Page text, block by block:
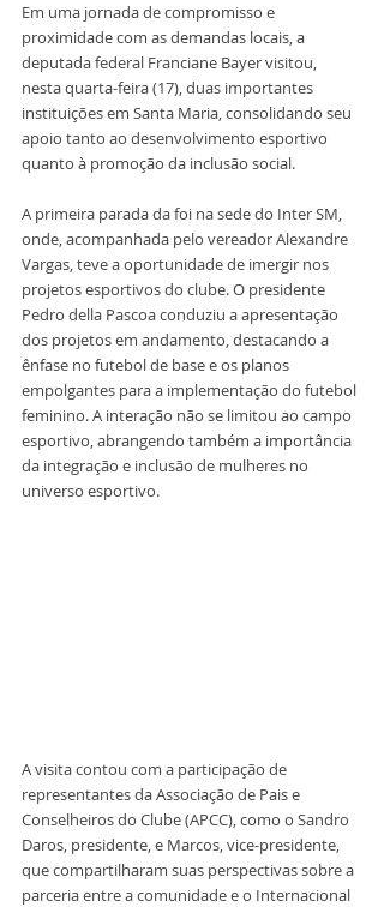
Em uma jornada de compromisso e
proximidade com as demandas locais, a
deputada federal Franciane Bayer visitou,
nesta quarta-feira (17), duas importantes
instituições em Santa Maria, consolidando seu
apoio tanto ao desenvolvimento esportivo
quanto à promoção da inclusão social.
A primeira parada da foi na sede do Inter SM,
onde, acompanhada pelo vereador Alexandre
Vargas, teve a oportunidade de imergir nos
projetos esportivos do clube. O presidente
Pedro della Pascoa conduziu a apresentação
dos projetos em andamento, destacando a
ênfase no futebol de base e os planos
empolgantes para a implementação do futebol
feminino. A interação não se limitou ao campo
esportivo, abrangendo também a importância
da integração e inclusão de mulheres no
universo esportivo.
A visita contou com a participação de
representantes da Associação de Pais e
Conselheiros do Clube (APCC), como o Sandro
Daros, presidente, e Marcos, vice-presidente,
que compartilharam suas perspectivas sobre a
parceria entre a comunidade e o Internacional